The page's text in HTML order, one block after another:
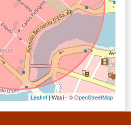
Leaflet| Wasi - ©OpenStreetMap